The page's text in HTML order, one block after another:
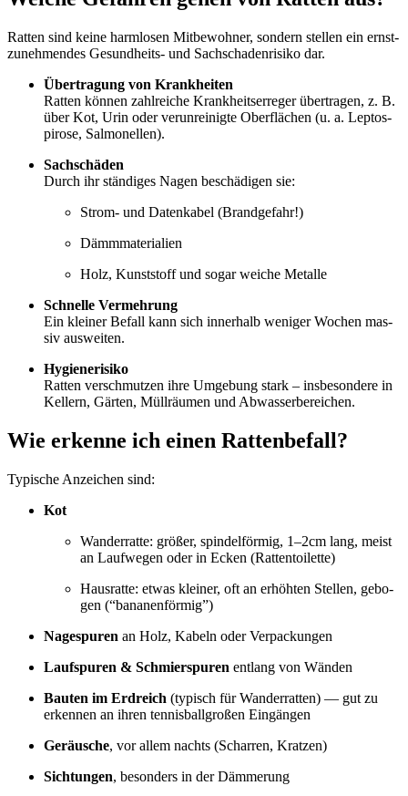
Rat­ten sind kei­ne harm­lo­sen Mit­be­woh­ner, son­dern stel­len ein ernst­
zu­neh­men­des Gesund­heits- und Sach­scha­den­ri­si­ko dar.
Über­tra­gung von Krank­hei­ten
Rat­ten kön­nen zahl­rei­che Krank­heits­er­re­ger über­tra­gen, z. B.
über Kot, Urin oder ver­un­rei­nig­te Ober­flä­chen (u. a. Lep­tos­
pi­ro­se, Sal­mo­nel­len).
Sach­schä­den
Durch ihr stän­di­ges Nagen beschä­di­gen sie:
Strom- und Daten­ka­bel (Brand­ge­fahr!)
Dämm­ma­te­ria­li­en
Holz, Kunst­stoff und sogar wei­che Metal­le
Schnel­le Ver­meh­rung
Ein klei­ner Befall kann sich inner­halb weni­ger Wochen mas­
siv aus­wei­ten.
Hygie­ne­ri­si­ko
Rat­ten ver­schmut­zen ihre Umge­bung stark – ins­be­son­de­re in
Kel­lern, Gär­ten, Müll­räu­men und Abwas­ser­be­rei­chen.
Wie erken­ne ich einen Rat­ten­be­fall?
Typi­sche Anzei­chen sind:
Kot
Wan­der­rat­te: grö­ßer, spin­del­för­mig, 1–2cm lang, meist
an Lauf­we­gen oder in Ecken (Rat­ten­toi­let­te)
Haus­rat­te: etwas klei­ner, oft an erhöh­ten Stel­len, gebo­
gen (“bana­nen­för­mig”)
Nage­spu­ren an Holz, Kabeln oder Ver­pa­ckun­gen
Lauf­spu­ren & Schmier­spu­ren ent­lang von Wän­den
Bau­ten im Erd­reich (typisch für Wan­der­rat­ten) — gut zu
erken­nen an ihren ten­nis­ball­gro­ßen Ein­gän­gen
Geräu­sche, vor allem nachts (Schar­ren, Krat­zen)
Sich­tun­gen, beson­ders in der Däm­me­rung